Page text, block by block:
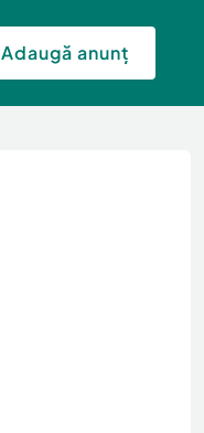
Adaugă anunț